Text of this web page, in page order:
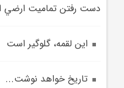
دست رفتن تماميت ارضي
اين لقمه، گلوگير است
تاريخ خواهد نوشت...